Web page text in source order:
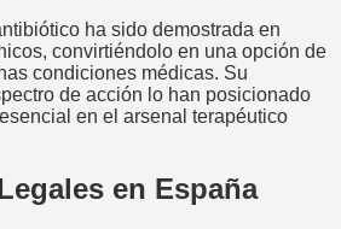
ha sido demostrada en
convirtiéndolo en una opción de
condiciones médicas. Su
de acción lo han posicionado
en el arsenal terapéutico
en España